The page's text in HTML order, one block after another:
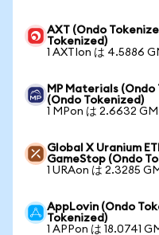
AXT (Ondo
Tokenized)
1 AXTIon は 4.5886
MP Materials (Ondo
(Ondo Tokenized)
1 MPon は 2.6632
Global X Uranium
GameStop (Ondo
1 URAon は 2.3285
AppLovin (Ondo
Tokenized)
1 APPon は 18.0741